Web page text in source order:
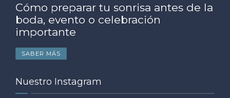
Cómo preparar tu sonrisa antes de la
boda, evento o celebración
importante
SABER MÁS
Nuestro Instagram